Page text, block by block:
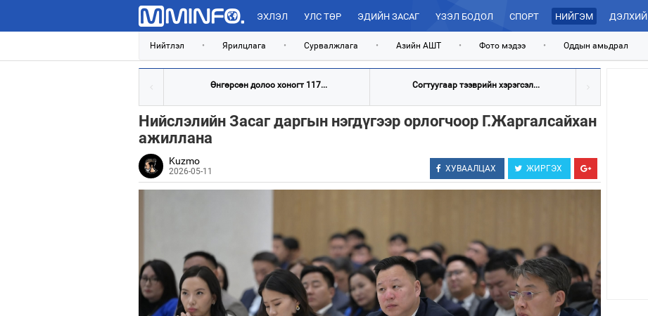
ЭХЛЭЛ УЛС ТӨР ЭДИЙН ЗАСАГ ҮЗЭЛ БОДОЛ СПОРТ НИЙГЭМ ДЭЛХИЙ
Нийтлэл • Ярилцлага • Сурвалжлага • Азийн АШТ • Фото мэдээ • Оддын амьдрал
Өнгөрсөн долоо хоногт 117... Согтуугаар тээврийн хэрэгсэл...
Нийслэлийн Засаг даргын нэгдүгээр орлогчоор Г.Жаргалсайхан
ажиллана
Kuzmo
2026-05-11 ХУВААЛЦАХ ЖИРГЭХ